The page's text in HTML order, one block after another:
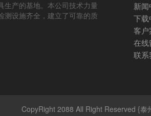
生产的基地。本公司技术力量
测设施齐全，建立了可靠的质
新
下载
客户
在线
联系
CopyRight 2088 All Right Reserved {